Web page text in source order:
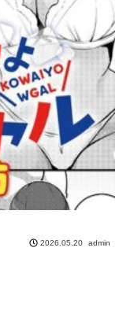
2026.05.20 admin